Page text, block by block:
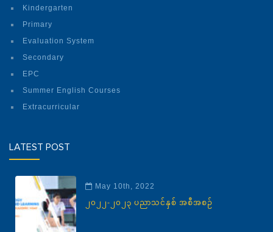
Kindergarten
Primary
Evaluation System
Secondary
EPC
Summer English Courses
Extracurricular
LATEST POST
May 10th, 2022
၂၀၂၂-၂၀၂၃ ပညာသင်နှစ် အစီအစဉ်